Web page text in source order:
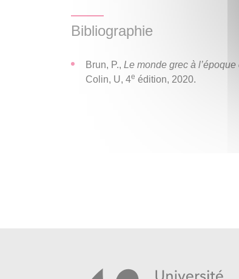
Bibliographie
Brun, P., Le monde grec à
Colin, U, 4e édition, 2020.